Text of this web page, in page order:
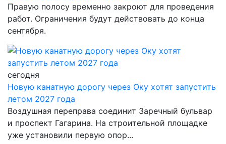
Правую полосу временно закроют для проведения
работ. Ограничения будут действовать до конца
сентября.
сегодня
Новую канатную дорогу через Оку хотят запустить
летом 2027 года
Воздушная переправа соединит Заречный бульвар
и проспект Гагарина. На строительной площадке
уже установили первую опор...